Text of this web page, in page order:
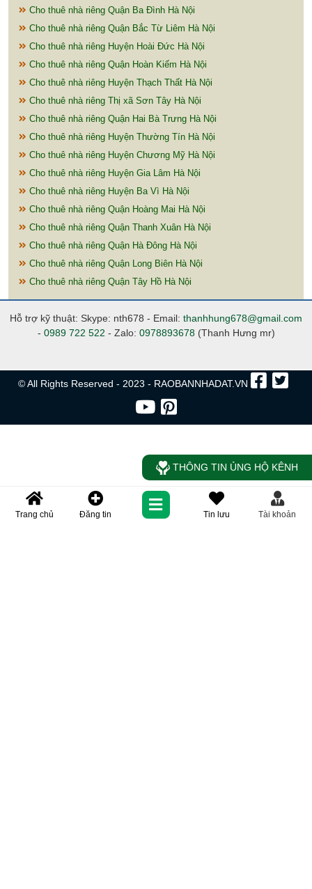
Cho thuê nhà riêng Quận Ba Đình Hà Nội
Cho thuê nhà riêng Quận Bắc Từ Liêm Hà Nội
Cho thuê nhà riêng Huyện Hoài Đức Hà Nội
Cho thuê nhà riêng Quận Hoàn Kiếm Hà Nội
Cho thuê nhà riêng Huyện Thạch Thất Hà Nội
Cho thuê nhà riêng Thị xã Sơn Tây Hà Nội
Cho thuê nhà riêng Quận Hai Bà Trưng Hà Nội
Cho thuê nhà riêng Huyện Thường Tín Hà Nội
Cho thuê nhà riêng Huyện Chương Mỹ Hà Nội
Cho thuê nhà riêng Huyện Gia Lâm Hà Nội
Cho thuê nhà riêng Huyện Ba Vì Hà Nội
Cho thuê nhà riêng Quận Hoàng Mai Hà Nội
Cho thuê nhà riêng Quận Thanh Xuân Hà Nội
Cho thuê nhà riêng Quận Hà Đông Hà Nội
Cho thuê nhà riêng Quận Long Biên Hà Nội
Cho thuê nhà riêng Quận Tây Hồ Hà Nội
Hỗ trợ kỹ thuật: Skype: nth678 - Email: thanhhung678@gmail.com
- 0989 722 522 - Zalo: 0978893678(Thanh Hưng mr)
© All Rights Reserved - 2023 - RAOBANNHADAT.VN
Trang chủ Đăng tin Tin lưu Tài khoản
THÔNG TIN ỦNG HỘ KÊNH